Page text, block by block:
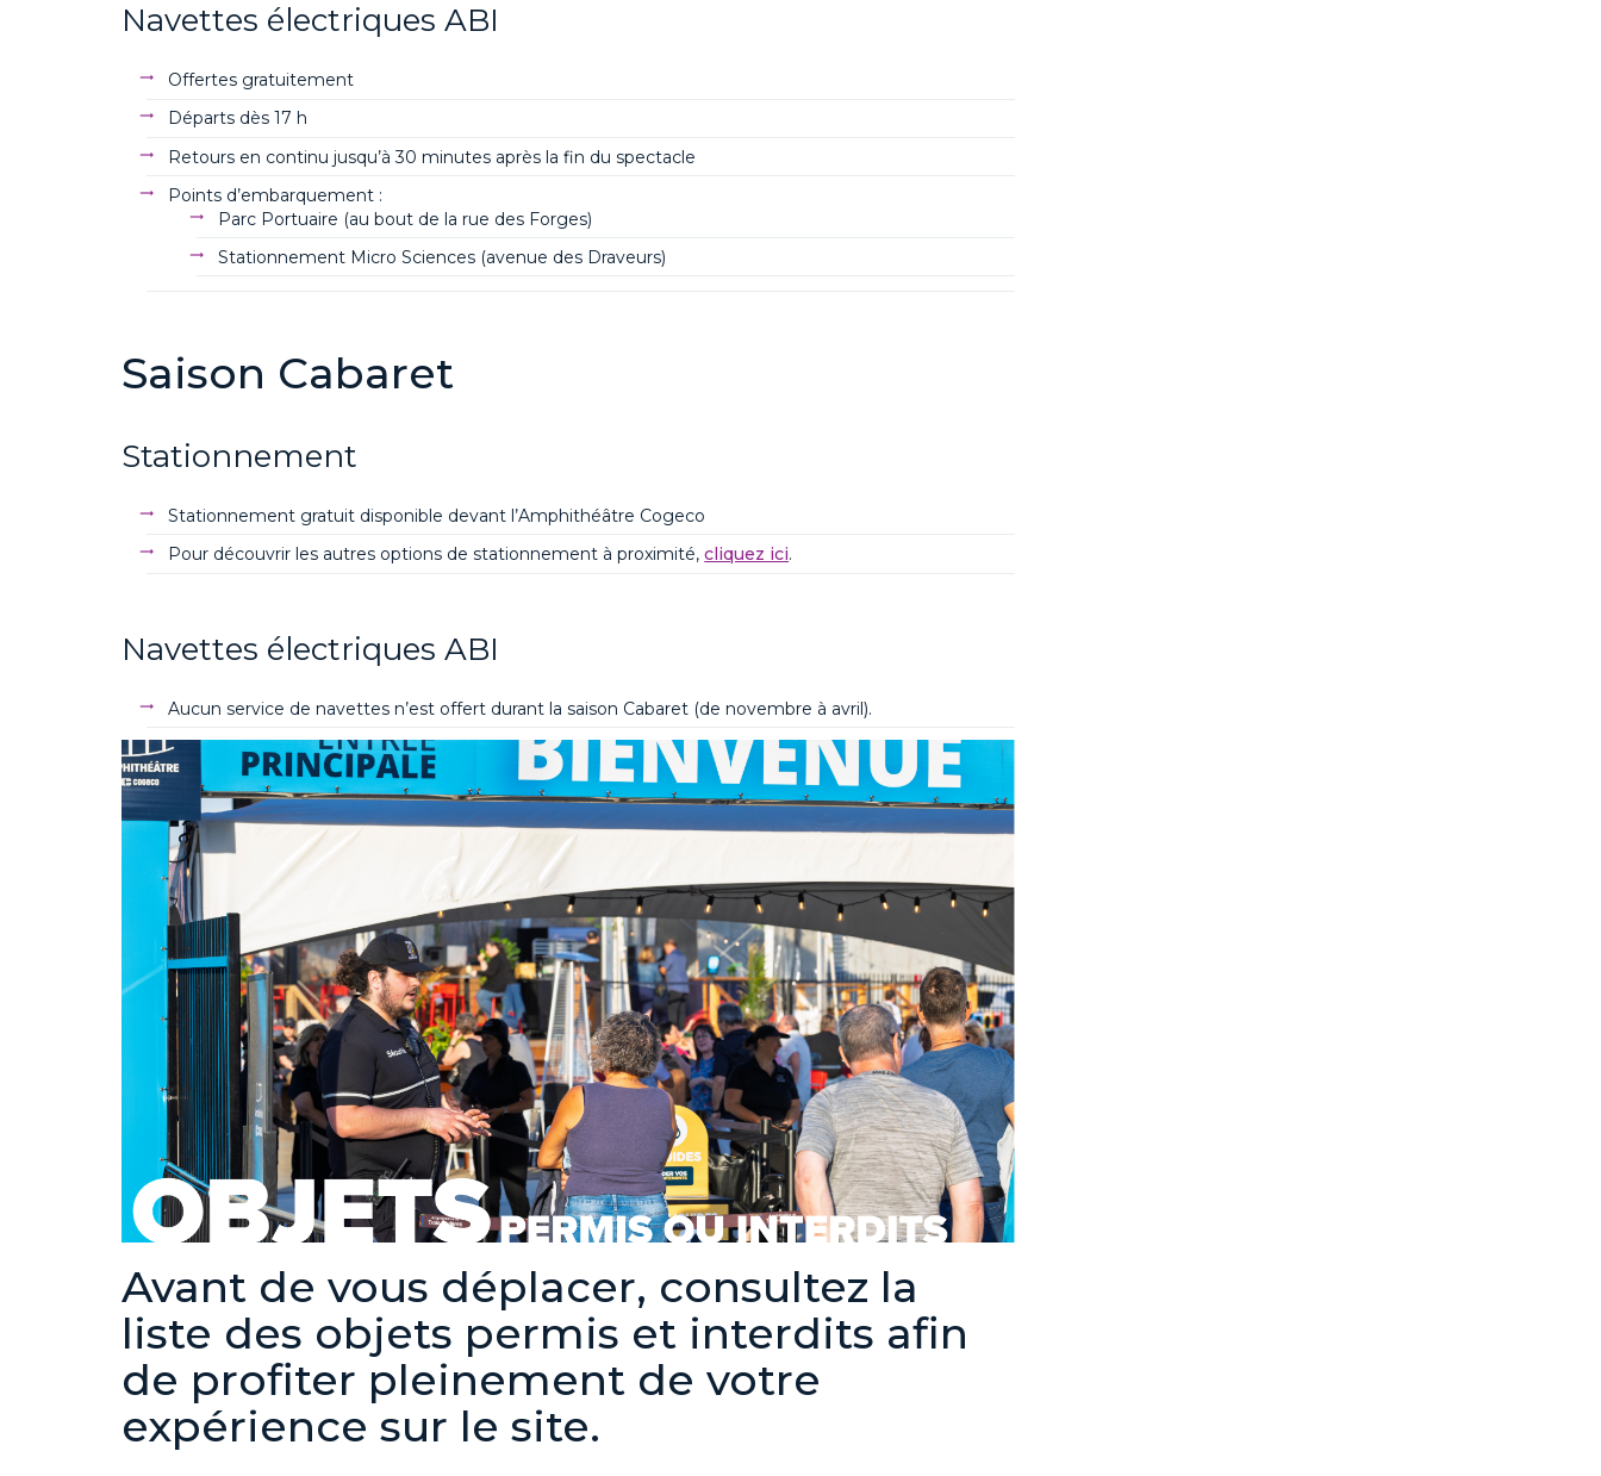
Navettes électriques ABI
Offertes gratuitement
Départs dès 17 h
Retours en continu jusqu’à 30 minutes après la fin du spectacle
Points d’embarquement :
Parc Portuaire (au bout de la rue des Forges)
Stationnement Micro Sciences (avenue des Draveurs)
Saison Cabaret
Stationnement
Stationnement gratuit disponible devant l’Amphithéâtre Cogeco
Pour découvrir les autres options de stationnement à proximité,cliquez ici.
Navettes électriques ABI
Aucun service de navettes n’est offert durant la saison Cabaret (de novembre à avril).
Avant de vous déplacer, consultez la
liste des objets permis et interdits afin
de profiter pleinement de votre
expérience sur le site.